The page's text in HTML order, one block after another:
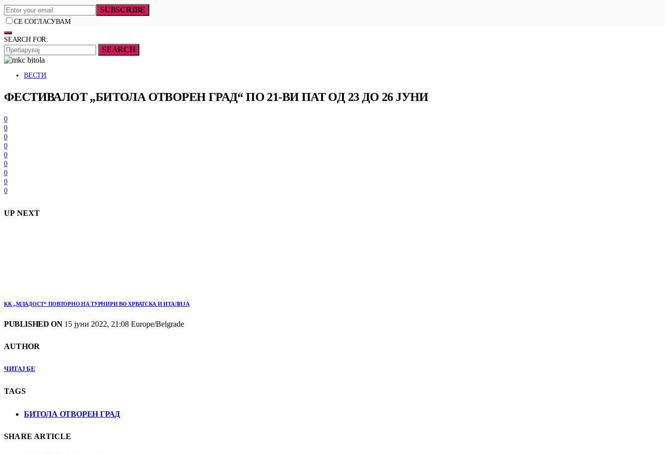
SUBSCRIBE
СЕ СОГЛАСУВАМ
SEARCH FOR:
SEARCH
ВЕСТИ
ФЕСТИВАЛОТ „БИТОЛА ОТВОРЕН ГРАД“ ПО 21-ВИ ПАТ ОД 23 ДО 26 ЈУНИ
0
0
0
0
0
0
0
0
0
UP NEXT
КК „МЛАДОСТ“ ПОВТОРНО НА ТУРНИРИ ВО ХРВАТСКА И ИТАЛИЈА
PUBLISHED ON15 јуни 2022, 21:08 Europe/Belgrade
AUTHOR
ЧИТАЈ БЕ
TAGS
БИТОЛА ОТВОРЕН ГРАД
SHARE ARTICLE